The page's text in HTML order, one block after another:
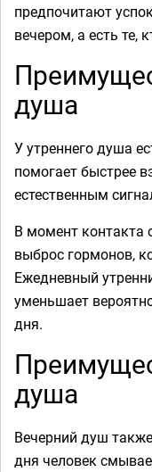
предпочитают
вечером, а есть те,
душа
У утреннего душа
помогает быстрее
естественным
В момент контакта
выброс гормонов,
Ежедневный
уменьшает
дня.
душа
Вечерний душ
дня человек